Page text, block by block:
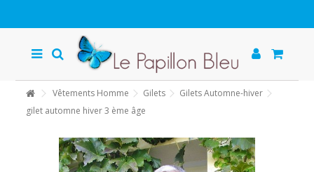
Vêtements Homme Gilets
Gilets Automne-hiver
gilet automne hiver 3 ème âge